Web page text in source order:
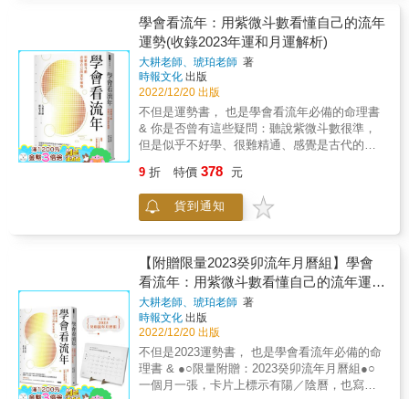
你不管處在人生哪一個階段，都能找到明朗的
前進方向。 東方星理學是一門古老的智慧， 由
華人界最權威的紫微斗數泰斗
&mdash;&mdash;天乙上人，將紫微斗數以全
新面貌呈現， 以圖像符號取代專有名詞，突破
翻譯盲點， 並結合星座學與心理學，以及大數
據統計學， 讓有心學習者能無障礙進入東方星
理學的世界， 一同探索人生藍圖，掌握生命每
一個關鍵的轉捩點。 *** 星曜變異篇
&mdash;&mdash;標記人生藍圖高峰低谷的方
人格特質，區塊重心，以及雙星格局之後， 本
書主要描述東方星理學星盤中的四顆星： 資源
星、掌握星、顯耀星、阻礙星。 這四顆星並不
異型態」， 也就是說，變異星具有改變性的作
用， 只要有其中一顆伴隨在星曜旁，星曜原來
的特質就會呈現「變異」。 加上資源星＝變
多、變富、有口福、有緣分； 加上掌握星＝變
集中、變得有執行力、有掌控力； 加上顯耀星
＝變有名氣、有貴人、被曝光； 加上阻礙星＝
變收斂、有是非、挫折、欠缺。 每個人都有這
「四顆星」，落於星盤中的不同區塊，便代表
學會看流年：用紫微斗數看懂自己的流年
運勢(收錄2023年運和月運解析)
大耕老師、琥珀老師 著
時報文化 出版
2022/12/20 出版
不但是運勢書， 也是學會看流年必備的命理書
& 你是否曾有這些疑問：聽說紫微斗數很準，
但是似乎不好學、很難精通、感覺是古代的學
&hellip;&hellip;別擔心！ 這本書將化繁為簡，
兩位老師整合流年判讀技巧， 就算是入門者，
也可以利用主要的學理理路，學到最實用的
選關鍵27顆星曜 星曜在時空情境下，可以解讀
為「人的個性」，而主星與輔星的搭配則會顯
示更多的性格的細節！本書從上百顆星曜之中
精選出十四主星、六吉星、祿存、四煞星、紅
鸞與天喜，共27顆，掌握這27顆星曜，即可正
確掌握流年的趨勢。 & 2.搭建起論流年的
SOP，理解天時、地利、人和的奧秘，掌握每
一年的機會與風險 Step 1.查看流年盤上祿存、
擎羊、陀羅坐落的位置：這就是你今年的機
9 折 特價 378 元
貨到通知
【附贈限量2023癸卯流年月曆組】學會
看流年：用紫微斗數看懂自己的流年運勢
(收錄2023年運和月運解析)
大耕老師、琥珀老師 著
時報文化 出版
2022/12/20 出版
不但是2023運勢書， 也是學會看流年必備的命
理書 & ●○限量附贈：2023癸卯流年月曆組●○
一個月一張，卡片上標示有陽／陰曆，也寫著